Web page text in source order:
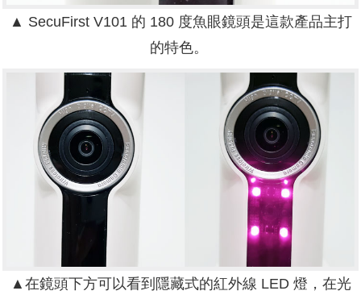
▲ SecuFirst V101 的 180 度魚眼鏡頭是這款產品主打
的特色。
▲在鏡頭下方可以看到隱藏式的紅外線 LED 燈，在光